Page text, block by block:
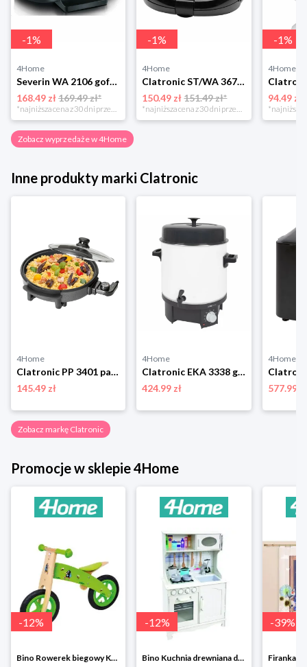
-1%
4Home
Severin WA 2106 gofrownica duo, czarny
168.49 zł169.49 zł*
*najniższa cena z 30 dni przed obniżką
-1%
4Home
Clatronic ST/WA 3670 Opiekacz do kanapek
150.49 zł 151.49 zł*
*najniższa cena z 30 dni przed obniżką
-1%
4Home
94.49 zł
Zobacz wyprzedaże w 4Home
Inne produkty marki Clatronic
4Home
Clatronic PP 3401 patelnia elektryczna
145.49 zł
4Home
Clatronic EKA 3338 garnek do pasteryzacji 2w1
424.99 zł
4Home
577.99 zł
Zobacz markę Clatronic
Promocje w sklepie 4Home
-12%
Bino Rowerek biegowy Krecik
-12%
Bino Kuchnia drewniana dla dzieci Provence
-39%